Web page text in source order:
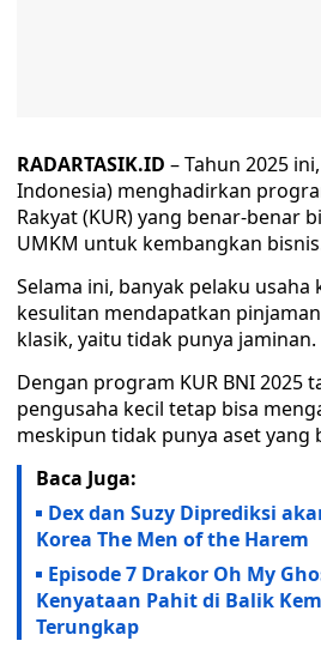
RADARTASIK.ID – Tahun 2025
Indonesia) menghadirkan
Rakyat (KUR) yang benar-benar
UMKM untuk kembangkan
Selama ini, banyak pelaku usaha
kesulitan mendapatkan
klasik, yaitu tidak punya jaminan.
Dengan program KUR BNI 2025
pengusaha kecil tetap bisa
meskipun tidak punya aset yang
Baca Juga:
Dex dan Suzy Diprediksi
Korea The Men of the Harem
Episode 7 Drakor Oh My
Kenyataan Pahit di Balik
Terungkap